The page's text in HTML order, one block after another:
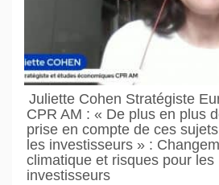
Juliette Cohen Stratégiste
CPR AM : « De plus en plus
prise en compte de ces
les investisseurs » :
climatique et risques pour les
investisseurs